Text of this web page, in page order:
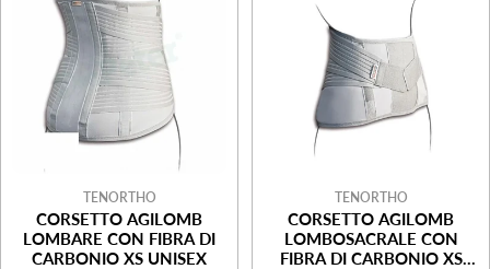
TENORTHO
CORSETTO AGILOMB
LOMBARE CON FIBRA DI
CARBONIO XS UNISEX
TENORTHO
CORSETTO AGILOMB
LOMBOSACRALE CON
FIBRA DI CARBONIO XS